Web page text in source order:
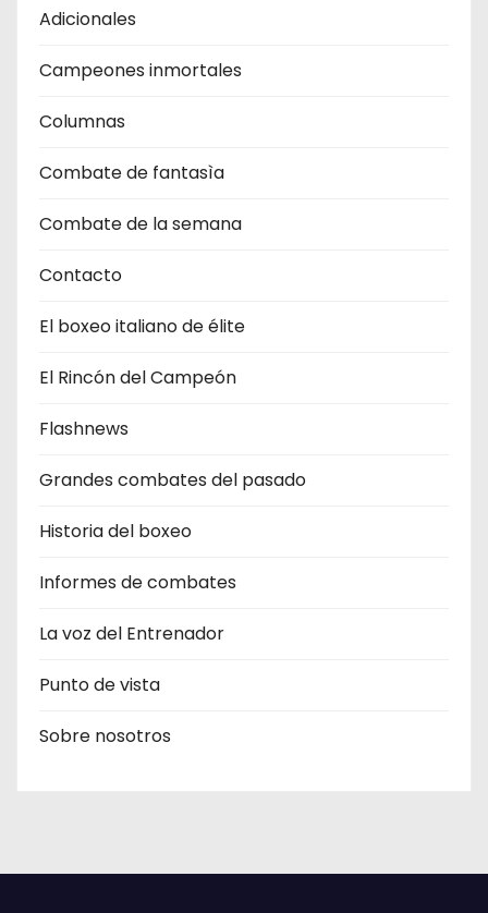
Adicionales
Campeones inmortales
Columnas
Combate de fantasìa
Combate de la semana
Contacto
El boxeo italiano de élite
El Rincón del Campeón
Flashnews
Grandes combates del pasado
Historia del boxeo
Informes de combates
La voz del Entrenador
Punto de vista
Sobre nosotros